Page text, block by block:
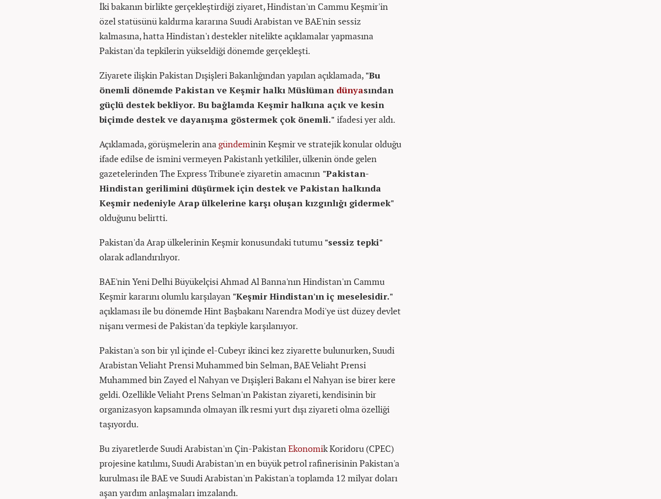
İki bakanın birlikte gerçekleştirdiği ziyaret, Hindistan'ın Cammu Keşmir'in
özel statüsünü kaldırma kararına Suudi Arabistan ve BAE'nin sessiz
kalmasına, hatta Hindistan'ı destekler nitelikte açıklamalar yapmasına
Pakistan'da tepkilerin yükseldiği dönemde gerçekleşti.
Ziyarete ilişkin Pakistan Dışişleri Bakanlığından yapılan açıklamada, "Bu
önemli dönemde Pakistan ve Keşmir halkı Müslüman dünyasından
güçlü destek bekliyor. Bu bağlamda Keşmir halkına açık ve kesin
biçimde destek ve dayanışma göstermek çok önemli." ifadesi yer aldı.
Açıklamada, görüşmelerin ana gündeminin Keşmir ve stratejik konular olduğu
ifade edilse de ismini vermeyen Pakistanlı yetkililer, ülkenin önde gelen
gazetelerinden The Express Tribune'e ziyaretin amacının "Pakistan-
Hindistan gerilimini düşürmek için destek ve Pakistan halkında
Keşmir nedeniyle Arap ülkelerine karşı oluşan kızgınlığı gidermek"
olduğunu belirtti.
Pakistan'da Arap ülkelerinin Keşmir konusundaki tutumu "sessiz tepki"
olarak adlandırılıyor.
BAE'nin Yeni Delhi Büyükelçisi Ahmad Al Banna'nın Hindistan'ın Cammu
Keşmir kararını olumlu karşılayan "Keşmir Hindistan'ın iç meselesidir."
açıklaması ile bu dönemde Hint Başbakanı Narendra Modi'ye üst düzey devlet
nişanı vermesi de Pakistan'da tepkiyle karşılanıyor.
Pakistan'a son bir yıl içinde el-Cubeyr ikinci kez ziyarette bulunurken, Suudi
Arabistan Veliaht Prensi Muhammed bin Selman, BAE Veliaht Prensi
Muhammed bin Zayed el Nahyan ve Dışişleri Bakanı el Nahyan ise birer kere
geldi. Özellikle Veliaht Prens Selman'ın Pakistan ziyareti, kendisinin bir
organizasyon kapsamında olmayan ilk resmi yurt dışı ziyareti olma özelliği
taşıyordu.
Bu ziyaretlerde Suudi Arabistan'ın Çin-PakistanEkonomik Koridoru (CPEC)
projesine katılımı, Suudi Arabistan'ın en büyük petrol rafinerisinin Pakistan'a
kurulması ile BAE ve Suudi Arabistan'ın Pakistan'a toplamda 12 milyar doları
aşan yardım anlaşmaları imzalandı.